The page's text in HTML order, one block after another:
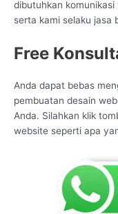
dibutuhkan
serta kami selaku jasa
Free
Anda dapat bebas
pembuatan desain
Anda. Silahkan klik
website seperti apa